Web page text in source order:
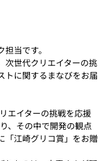
当です。
次世代クリエイターの挑
トに関するまなびをお届
エイターの挑戦を応援
、その中で開発の観点
「江崎グリコ賞」をお贈